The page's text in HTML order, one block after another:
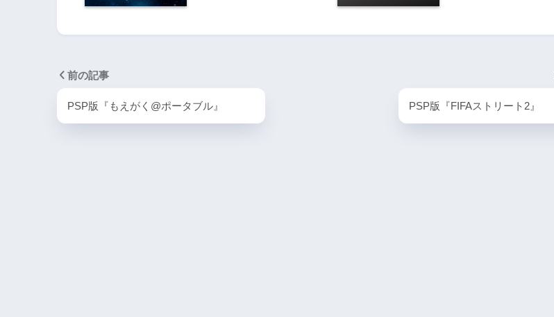
前の記事
PSP版『もえがく@ポータブル』 PSP版『FIFAストリート2』
1